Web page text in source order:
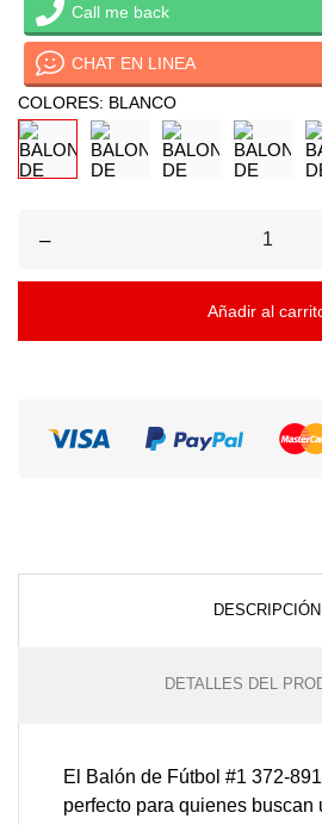
Call me back
CHAT EN LINEA
COLORES: BLANCO
–
Añadir al
DESCRIPCIÓN
DETALLES DEL
El Balón de Fútbol #1 372-
perfecto para quienes buscan